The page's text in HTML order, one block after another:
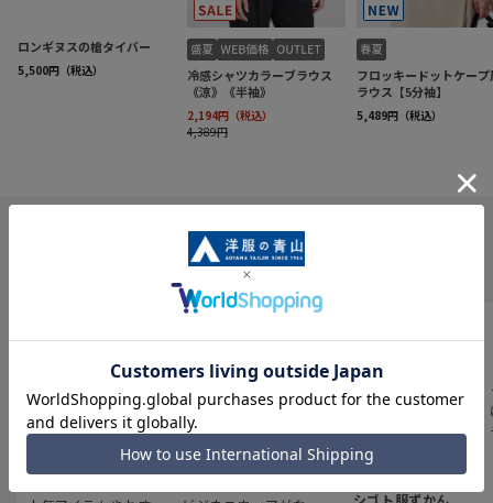
INFORMATION
最新のお買い得情報
スーツスクエア
みんなの
シゴト服ずかん